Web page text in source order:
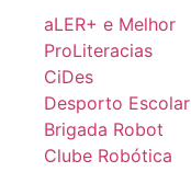
aLER+ e Melhor
ProLiteracias
CiDes
Desporto Escolar
Brigada Robot
Clube Robótica